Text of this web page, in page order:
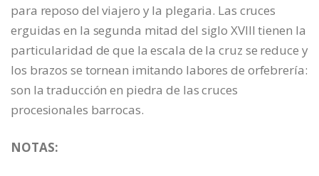
para reposo del viajero y la plegaria. Las cruces
erguidas en la segunda mitad del siglo XVIII tienen la
particularidad de que la escala de la cruz se reduce y
los brazos se tornean imitando labores de orfebrería:
son la traducción en piedra de las cruces
procesionales barrocas.
NOTAS: